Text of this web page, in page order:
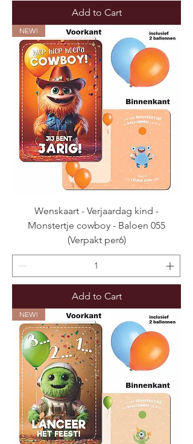
Add to Cart
NEW!
Wenskaart - Verjaardag kind -
Monstertje cowboy - Baloen 055
(Verpakt per6)
Add to Cart
NEW!